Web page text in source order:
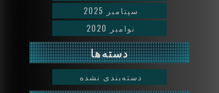
سپتامبر 2025
نوامبر 2020
دسته‌ها
دسته‌بندی نشده